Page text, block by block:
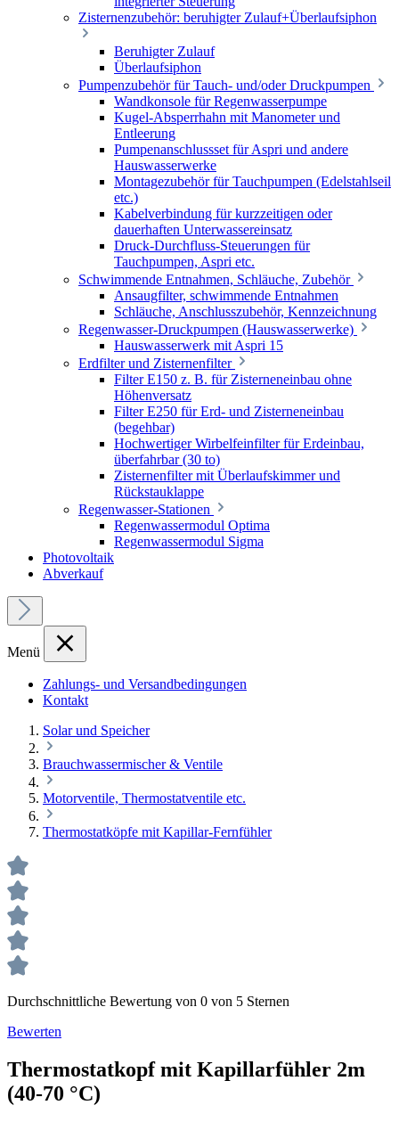
Zisternenzubehör: beruhigter Zulauf+Überlaufsiphon
Beruhigter Zulauf
Überlaufsiphon
Pumpenzubehör für Tauch- und/oder Druckpumpen
Wandkonsole für Regenwasserpumpe
Kugel-Absperrhahn mit Manometer und
Entleerung
Pumpenanschlussset für Aspri und andere
Hauswasserwerke
Montagezubehör für Tauchpumpen (Edelstahlseil
etc.)
Kabelverbindung für kurzzeitigen oder
dauerhaften Unterwassereinsatz
Druck-Durchfluss-Steuerungen für
Tauchpumpen, Aspri etc.
Schwimmende Entnahmen, Schläuche, Zubehör
Ansaugfilter, schwimmende Entnahmen
Schläuche, Anschlusszubehör, Kennzeichnung
Regenwasser-Druckpumpen (Hauswasserwerke)
Hauswasserwerk mit Aspri 15
Erdfilter und Zisternenfilter
Filter E150 z. B. für Zisterneneinbau ohne
Höhenversatz
Filter E250 für Erd- und Zisterneneinbau
(begehbar)
Hochwertiger Wirbelfeinfilter für Erdeinbau,
überfahrbar (30 to)
Zisternenfilter mit Überlaufskimmer und
Rückstauklappe
Regenwasser-Stationen
Regenwassermodul Optima
Regenwassermodul Sigma
Photovoltaik
Abverkauf
Menü
Zahlungs- und Versandbedingungen
Kontakt
Solar und Speicher
Brauchwassermischer & Ventile
Motorventile, Thermostatventile etc.
Thermostatköpfe mit Kapillar-Fernfühler
Durchschnittliche Bewertung von 0 von 5 Sternen
Bewerten
Thermostatkopf mit Kapillarfühler 2m
(40-70 °C)